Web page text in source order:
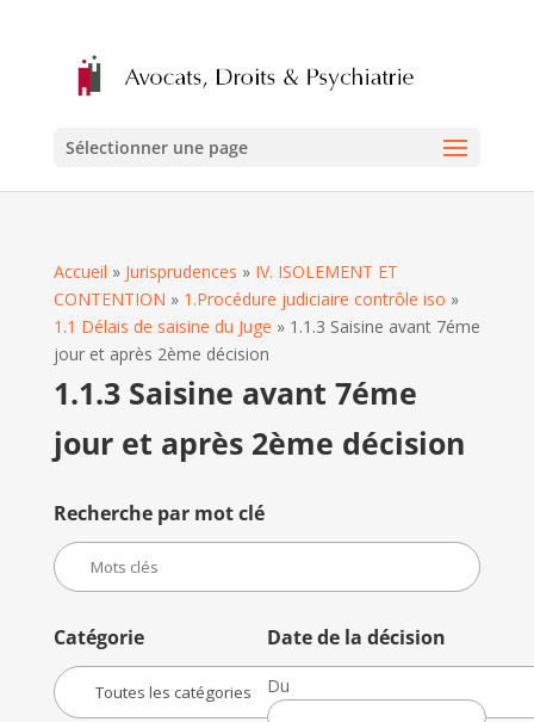
Sélectionner une page
Accueil » Jurisprudences » IV. ISOLEMENT ET
CONTENTION » 1.Procédure judiciaire contrôle iso »
1.1 Délais de saisine du Juge » 1.1.3 Saisine avant 7éme
jour et après 2ème décision
1.1.3 Saisine avant 7éme
jour et après 2ème décision
Recherche par mot clé
Catégorie Date de la décision
Du
Date